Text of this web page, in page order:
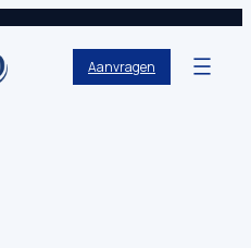
Aanvragen